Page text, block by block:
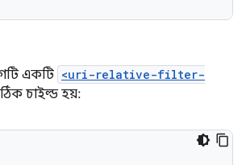
একটি <uri-relative-filter-
চাইল্ড হয়: